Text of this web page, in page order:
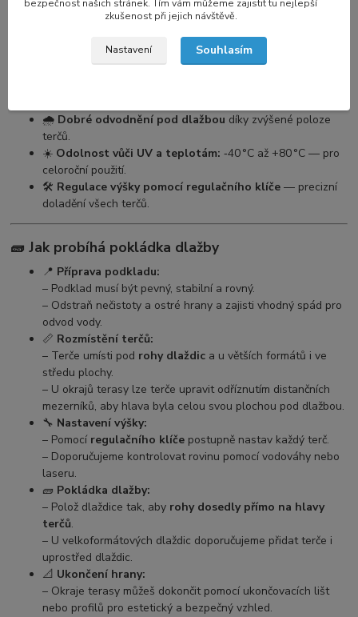
Stabilní a rovná pokládkabez mokrých procesů —
Snadná montáž i u větších projektů– ideální řešení
pro profesionály i kutily.
🌧️ Dobré odvodnění pod dlažbou díky zvýšené poloze
terčů.
☀️ Odolnost vůči UV a teplotám: ‑40 °C až +80 °C — pro
celoroční použití.
🛠️ Regulace výšky pomocí regulačního klíče — precizní
doladění všech terčů.
🧱 Jak probíhá pokládka dlažby
📍 Příprava podkladu:
– Podklad musí být pevný, stabilní a rovný.
– Odstraň nečistoty a ostré hrany a zajisti vhodný spád pro
odvod vody.
📏 Rozmístění terčů:
– Terče umísti pod rohy dlaždic a u větších formátů i ve
středu plochy.
– U okrajů terasy lze terče upravit odříznutím distančních
mezerníků, aby hlava byla celou svou plochou pod dlažbou.
🔧 Nastavení výšky:
– Pomocí regulačního klíče postupně nastav každý terč.
– Doporučujeme kontrolovat rovinu pomocí vodováhy nebo
laseru.
🧱 Pokládka dlažby:
– Polož dlaždice tak, aby rohy dosedly přímo na hlavy
terčů.
– U velkoformátových dlaždic doporučujeme přidat terče i
uprostřed dlaždic.
📐 Ukončení hrany:
– Okraje terasy můžeš dokončit pomocí ukončovacích lišt
nebo profilů pro estetický a bezpečný vzhled.
bezpečnost našich stránek. Tím vám můžeme zajistit tu nejlepší
zkušenost při jejich návštěvě.
Nastavení Souhlasím